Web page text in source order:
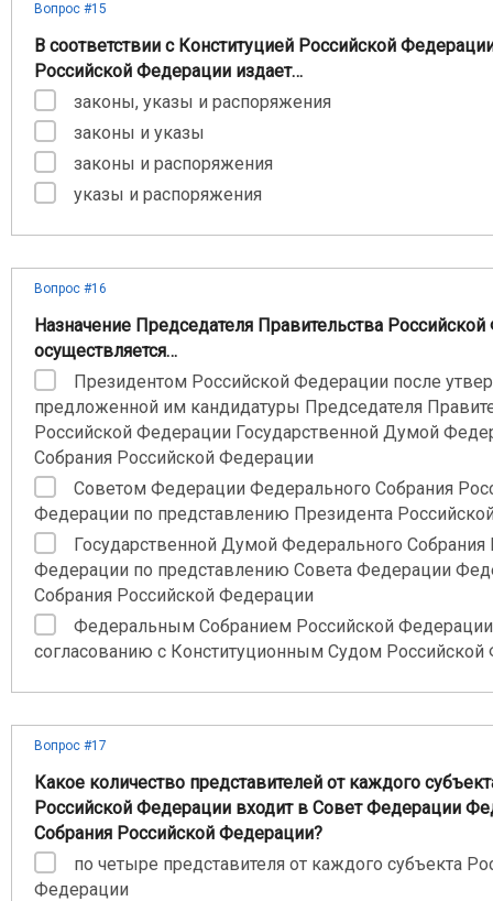
Вопрос #15
В соответствии с Конституцией Российской
Российской Федерации издает…
законы, указы и распоряжения
законы и указы
законы и распоряжения
указы и распоряжения
Вопрос #16
Назначение Председателя Правительства
осуществляется…
Президентом Российской Федерации после
предложенной им кандидатуры Председателя
Российской Федерации Государственной Думой
Собрания Российской Федерации
Советом Федерации Федерального Собрания
Федерации по представлению Президента
Государственной Думой Федерального Собрания
Федерации по представлению Совета Федерации
Собрания Российской Федерации
Федеральным Собранием Российской
согласованию с Конституционным Судом Российской
Вопрос #17
Какое количество представителей от каждого
Российской Федерации входит в Совет Федерации
Собрания Российской Федерации?
по четыре представителя от каждого субъекта
Федерации